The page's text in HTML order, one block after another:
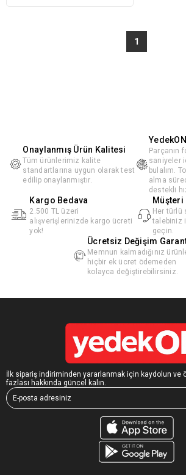
1
Onaylanmış Ürün Kalitesi
Tüm ürünlerimiz kalite
standartlarına uygun olarak test
edilip onaylanmıştır.
Parçanın
saniyeler
bulalım.
alma
destekli
Kargo Bedava
2.500 TL üzeri
alışverişlerinizde kargo ücreti
yok!
Müşteri
Her türlü
talebiniz
geçin.
Ücretsiz Değişim
Memnun kalmadığınız
hiçbir ek ücret ödemeden
kolayca değiştirebilirsiniz.
İlk sipariş indiriminden yararlanmak için kaydolun ve
fazlası hakkında güncel kalın.